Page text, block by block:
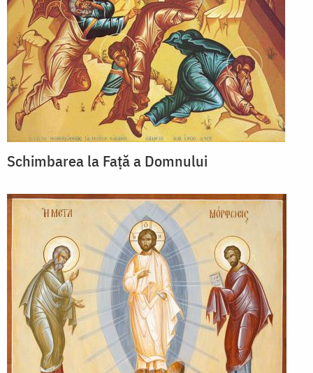
Schimbarea la Față a Domnului